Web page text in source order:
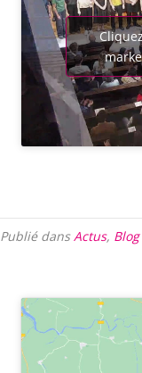
Publié dansActus, Blog